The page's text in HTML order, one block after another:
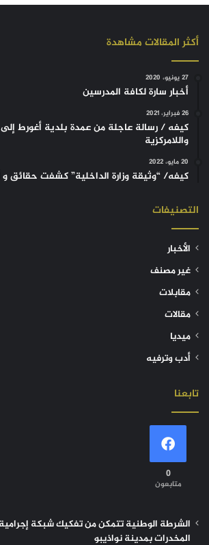
أكثر المقالات مشاهدة
27 يونيو، 2020
أخبار سارة لكافة المدرسين
26 فبراير، 2021
كيفه / رسالة عاجلة من عمدة بلدية أغورط إلى
واللامركزية
20 مايو، 2022
كيفه/ “وثيقة وزارة الداخلية” كشفت حقائق
التصنيفات
الأخبار
غير مصنف
مقابلات
مقالات
ميديا
أدب وترفيه
تابعنا
0
متابعون
الشرطة الوطنية تتمكن من تفكيك شبكة
المخدرات بمدينة نواذيبو